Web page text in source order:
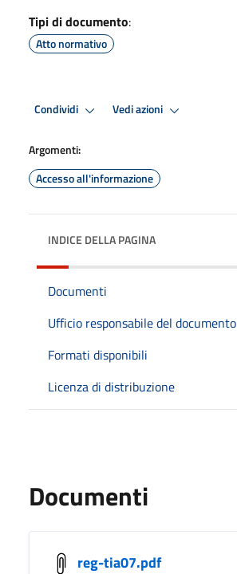
Tipi di documento:
Atto normativo
Condividi Vedi azioni
Argomenti:
Accesso all'informazione
INDICE DELLA PAGINA
Documenti
Ufficio responsabile del documento
Formati disponibili
Licenza di distribuzione
Documenti
reg-tia07.pdf